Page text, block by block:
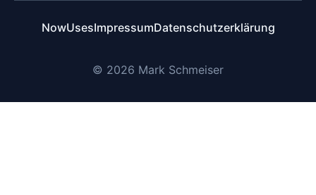
NowUsesImpressumDatenschutzerklärung
© 2026 Mark Schmeiser